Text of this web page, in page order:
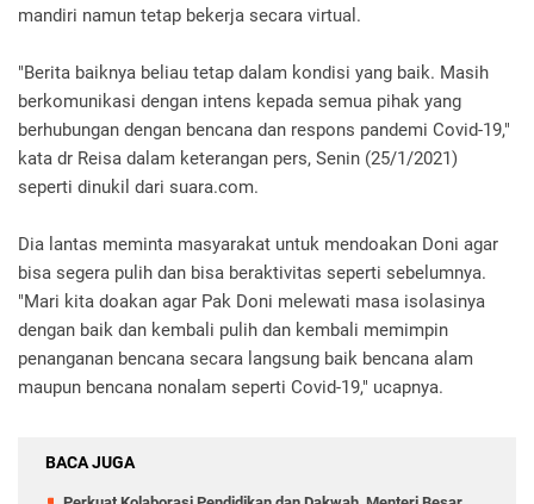
mandiri namun tetap bekerja secara virtual.
"Berita baiknya beliau tetap dalam kondisi yang baik. Masih
berkomunikasi dengan intens kepada semua pihak yang
berhubungan dengan bencana dan respons pandemi Covid-19,"
kata dr Reisa dalam keterangan pers, Senin (25/1/2021)
seperti dinukil dari suara.com.
Dia lantas meminta masyarakat untuk mendoakan Doni agar
bisa segera pulih dan bisa beraktivitas seperti sebelumnya.
"Mari kita doakan agar Pak Doni melewati masa isolasinya
dengan baik dan kembali pulih dan kembali memimpin
penanganan bencana secara langsung baik bencana alam
maupun bencana nonalam seperti Covid-19," ucapnya.
BACA JUGA